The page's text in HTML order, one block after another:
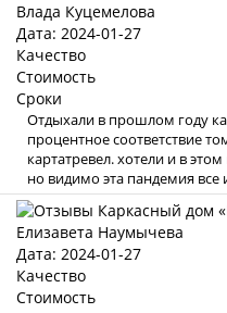
Влада Куцемелова
Дата: 2024-01-27
Качество
Стоимость
Сроки
Отдыхали в прошлом году
процентное соответствие
картатревел. хотели и в
но видимо эта пандемия все
Елизавета Наумычева
Дата: 2024-01-27
Качество
Стоимость